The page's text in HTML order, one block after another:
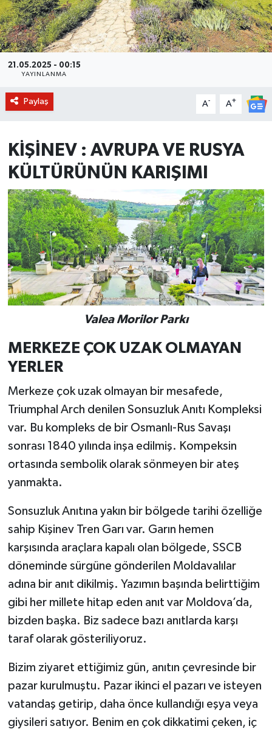
21.05.2025 - 00:15
YAYINLANMA
Paylaş A- A+
KİŞİNEV : AVRUPA VE RUSYA
KÜLTÜRÜNÜN KARIŞIMI
Valea Morilor Parkı
MERKEZE ÇOK UZAK OLMAYAN
YERLER
Merkeze çok uzak olmayan bir mesafede,
Triumphal Arch denilen Sonsuzluk Anıtı Kompleksi
var. Bu kompleks de bir Osmanlı-Rus Savaşı
sonrası 1840 yılında inşa edilmiş. Kompeksin
ortasında sembolik olarak sönmeyen bir ateş
yanmakta.
Sonsuzluk Anıtına yakın bir bölgede tarihi özelliğe
sahip Kişinev Tren Garı var. Garın hemen
karşısında araçlara kapalı olan bölgede, SSCB
döneminde sürgüne gönderilen Moldavalılar
adına bir anıt dikilmiş. Yazımın başında belirttiğim
gibi her millete hitap eden anıt var Moldova’da,
bizden başka. Biz sadece bazı anıtlarda karşı
taraf olarak gösteriliyoruz.
Bizim ziyaret ettiğimiz gün, anıtın çevresinde bir
pazar kurulmuştu. Pazar ikinci el pazarı ve isteyen
vatandaş getirip, daha önce kullandığı eşya veya
giysileri satıyor. Benim en çok dikkatimi çeken, iç
BİLİM VE TEKNOLOJİ
OTOMOBİL